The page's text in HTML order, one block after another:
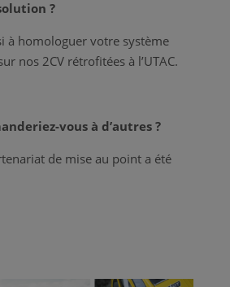
?
à homologuer votre système
nos 2CV rétrofitées à l’UTAC.
vous à d’autres ?
de mise au point a été